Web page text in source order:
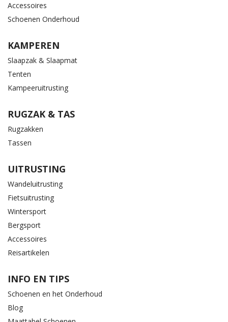
Accessoires
Schoenen Onderhoud
KAMPEREN
Slaapzak & Slaapmat
Tenten
Kampeeruitrusting
RUGZAK & TAS
Rugzakken
Tassen
UITRUSTING
Wandeluitrusting
Fietsuitrusting
Wintersport
Bergsport
Accessoires
Reisartikelen
INFO EN TIPS
Schoenen en het Onderhoud
Blog